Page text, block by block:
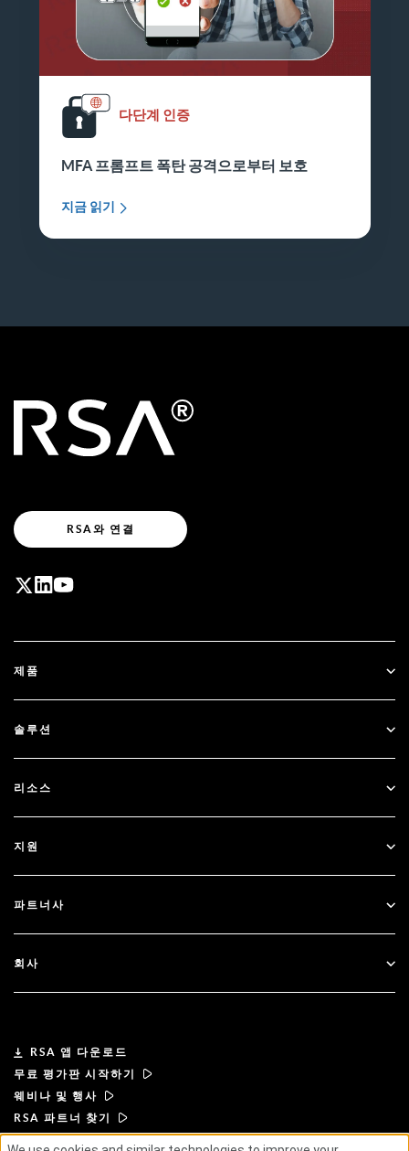
다단계 인증
MFA 프롬프트 폭탄 공격으로부터 보호
지금 읽기
RSA와 연결
제품
SecurID
솔루션
다단계 인증
금융 서비스
리소스
블로그
문서
지원
고객 지원
파트너사
파트너 되기
회사
리더십
뉴스 및 언론
리소스
RSA 앱 다운로드
무료 평가판 시작하기
웨비나 및 행사
RSA 파트너 찾기